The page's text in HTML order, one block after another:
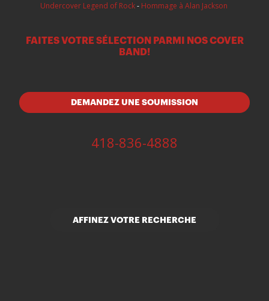
Undercover Legend of Rock- Hommage à Alan Jackson
FAITES VOTRE SÉLECTION PARMI NOS COVER
BAND!
DEMANDEZ UNE SOUMISSION
418-836-4888
AFFINEZ VOTRE RECHERCHE